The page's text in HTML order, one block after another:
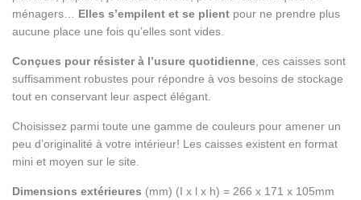
ménagers… Elles s’empilent et se plient pour ne prendre plus
aucune place une fois qu’elles sont vides.
Conçues pour résister à l’usure quotidienne, ces caisses sont
suffisamment robustes pour répondre à vos besoins de stockage
tout en conservant leur aspect élégant.
Choisissez parmi toute une gamme de couleurs pour amener un
peu d’originalité à votre intérieur! Les caisses existent en format
mini et moyen sur le site.
Dimensions extérieures (mm) (I x l x h) = 266 x 171 x 105mm